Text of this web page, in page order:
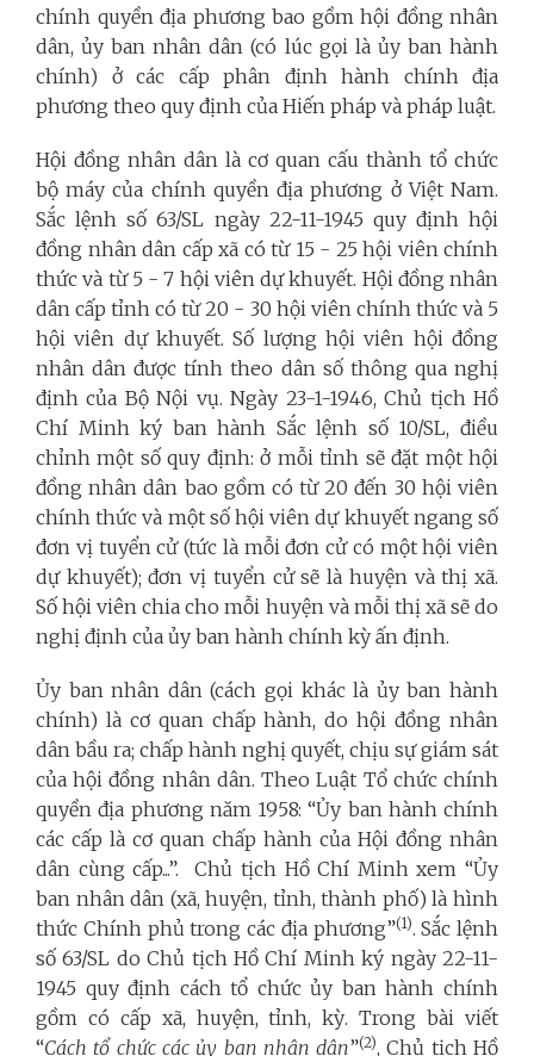
chính quyền địa phương bao gồm hội đồng nhân
dân, ủy ban nhân dân (có lúc gọi là ủy ban hành
chính) ở các cấp phân định hành chính địa
phương theo quy định của Hiến pháp và pháp luật.
Hội đồng nhân dân là cơ quan cấu thành tổ chức
bộ máy của chính quyền địa phương ở Việt Nam.
Sắc lệnh số 63/SL ngày 22-11-1945 quy định hội
đồng nhân dân cấp xã có từ 15 - 25 hội viên chính
thức và từ 5 - 7 hội viên dự khuyết. Hội đồng nhân
dân cấp tỉnh có từ 20 - 30 hội viên chính thức và 5
hội viên dự khuyết. Số lượng hội viên hội đồng
nhân dân được tính theo dân số thông qua nghị
định của Bộ Nội vụ. Ngày 23-1-1946, Chủ tịch Hồ
Chí Minh ký ban hành Sắc lệnh số 10/SL, điều
chỉnh một số quy định: ở mỗi tỉnh sẽ đặt một hội
đồng nhân dân bao gồm có từ 20 đến 30 hội viên
chính thức và một số hội viên dự khuyết ngang số
đơn vị tuyển cử (tức là mỗi đơn cử có một hội viên
dự khuyết); đơn vị tuyển cử sẽ là huyện và thị xã.
Số hội viên chia cho mỗi huyện và mỗi thị xã sẽ do
nghị định của ủy ban hành chính kỳ ấn định.
Ủy ban nhân dân (cách gọi khác là ủy ban hành
chính) là cơ quan chấp hành, do hội đồng nhân
dân bầu ra; chấp hành nghị quyết, chịu sự giám sát
của hội đồng nhân dân. Theo Luật Tổ chức chính
quyền địa phương năm 1958: “Ủy ban hành chính
các cấp là cơ quan chấp hành của Hội đồng nhân
dân cùng cấp...”. Chủ tịch Hồ Chí Minh xem “Ủy
ban nhân dân (xã, huyện, tỉnh, thành phố) là hình
thức Chính phủ trong các địa phương”(1). Sắc lệnh
số 63/SL do Chủ tịch Hồ Chí Minh ký ngày 22-11-
1945 quy định cách tổ chức ủy ban hành chính
gồm có cấp xã, huyện, tỉnh, kỳ. Trong bài viết
“Cách tổ chức các ủy ban nhân dân”(2), Chủ tịch Hồ